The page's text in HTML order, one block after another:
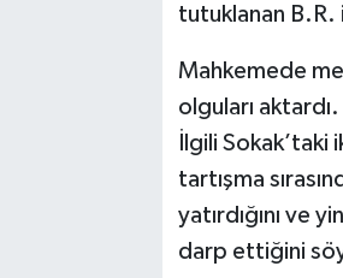
tutuklanan B.R.
Mahkemede
olguları
İlgili Sokak’taki
tartışma
yatırdığını ve
darp ettiğini